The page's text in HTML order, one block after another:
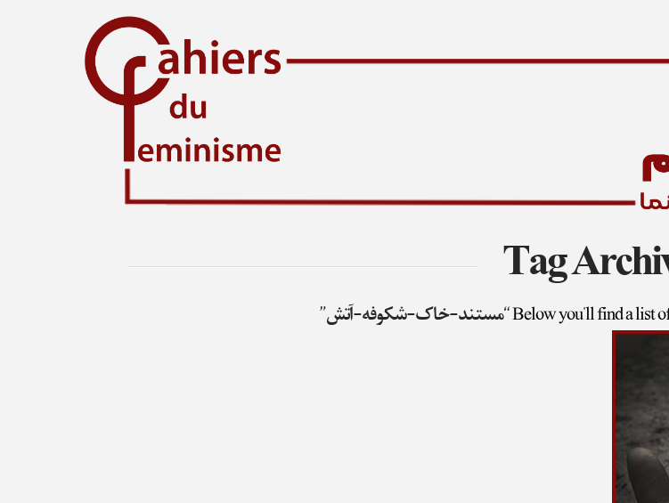
Tag
Below you'll find a list of“مستند-خاک-شکوفه-آتش”